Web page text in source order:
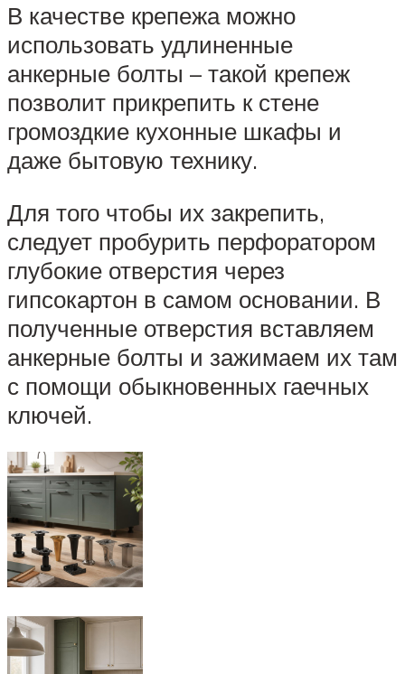
В качестве крепежа можно
использовать удлиненные
анкерные болты – такой крепеж
позволит прикрепить к стене
громоздкие кухонные шкафы и
даже бытовую технику.
Для того чтобы их закрепить,
следует пробурить перфоратором
глубокие отверстия через
гипсокартон в самом основании. В
полученные отверстия вставляем
анкерные болты и зажимаем их там
с помощи обыкновенных гаечных
ключей.